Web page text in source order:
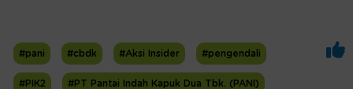
#pani #cbdk #Aksi Insider #pengendali
#PIK2 #PT Pantai Indah Kapuk Dua Tbk. (PANI)